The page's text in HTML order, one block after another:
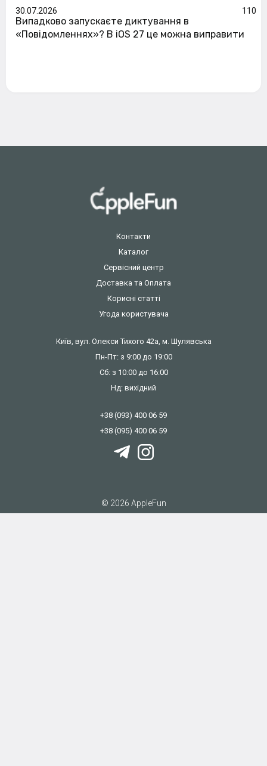
30.07.2026 110
Випадково запускаєте диктування в
«Повідомленнях»? В iOS 27 це можна виправити
Контакти
Каталог
Сервісний центр
Доставка та Оплата
Корисні статті
Угода користувача
Київ, вул. Олекси Тихого 42а, м. Шулявська
Пн-Пт: з 9:00 до 19:00
Сб: з 10:00 до 16:00
Нд: вихідний
+38 (093) 400 06 59
+38 (095) 400 06 59
© 2026 AppleFun